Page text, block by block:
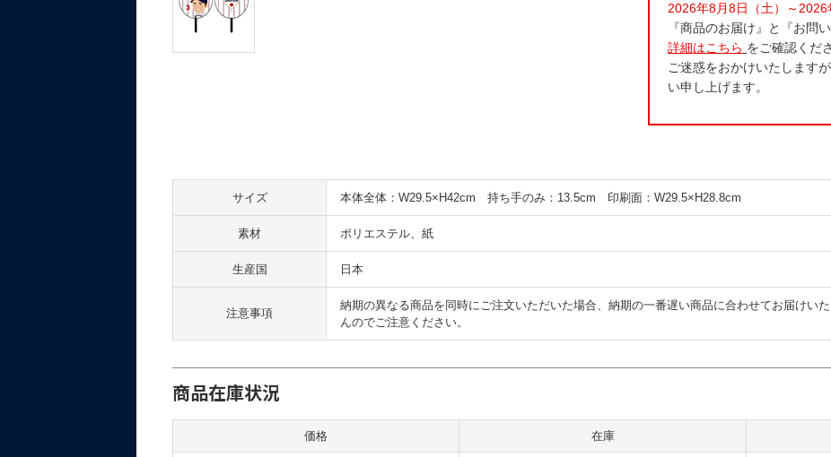
2026年8月8日（土）～2026
『商品のお届け』と『お問
詳細はこちら をご確認くだ
ご迷惑をおかけいたします
い申し上げます。
サイズ 本体全体：W29.5×H42cm 持ち手のみ：13.5cm 印刷面：W29.5×H28.8cm
素材 ポリエステル、紙
生産国 日本
注意事項
納期の異なる商品を同時にご注文いただいた場合、納期の一番遅い商品に合わせてお届けい
んのでご注意ください。
商品在庫状況
価格 在庫